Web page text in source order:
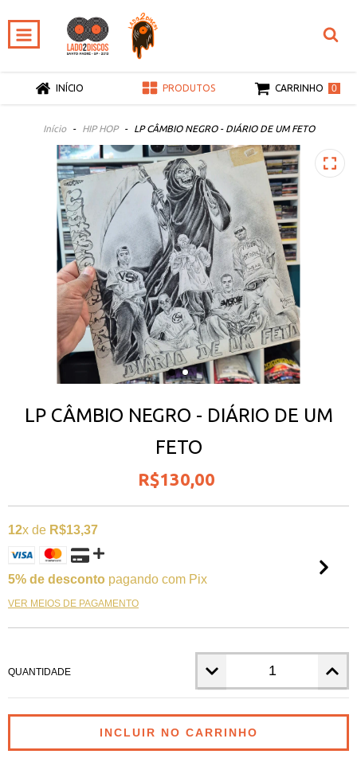
INÍCIO PRODUTOS CARRINHO 0
Início - HIP HOP - LP CÂMBIO NEGRO - DIÁRIO DE UM FETO
LP CÂMBIO NEGRO - DIÁRIO DE UM
FETO
R$130,00
12x de R$13,37
5% de desconto pagando com Pix
VER MEIOS DE PAGAMENTO
QUANTIDADE